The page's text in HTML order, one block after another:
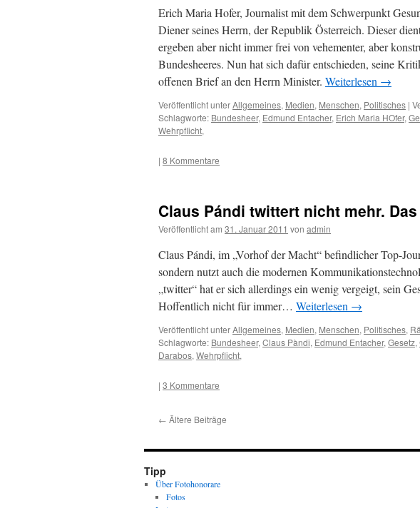
Erich Maria Hofer, Journalist mit dem Schwerpunkt
Diener seines Herrn, der Republik Österreich. Dieser
ergeben aber nicht immer frei von vehementer, aber
Bundesheeres. Nun hat sich dafür entschieden, seine
offenen Brief an den Herrn Minister. Weiterlesen →
Veröffentlicht unterAllgemeines, Medien, Menschen, Politisches |
Schlagworte: Bundesheer, Edmund Entacher, Erich Maria HOfer,
Wehrpflicht,
| 8 Kommentare
Claus Pándi twittert nicht mehr.
Veröffentlicht am 31. Januar 2011 von admin
Claus Pándi, im „Vorhof der Macht“ befindlicher Top-
sondern nutzt auch die modernen
„twitter“ hat er sich allerdings ein wenig vergeigt, sein
Hoffentlich nicht für immer… Weiterlesen →
Veröffentlicht unterAllgemeines, Medien, Menschen, Politisches,
Schlagworte: Bundesheer, Claus Pàndi, Edmund Entacher, Gesetz,
Darabos, Wehrpflicht,
| 3 Kommentare
← Ältere Beiträge
Tipp
Über Fotohonorare
Fotos